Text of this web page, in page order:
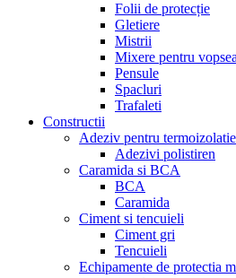
Folii de protecție
Gletiere
Mistrii
Mixere pentru vopsea
Pensule
Spacluri
Trafaleti
Constructii
Adeziv pentru termoizolatie
Adezivi polistiren
Caramida si BCA
BCA
Caramida
Ciment si tencuieli
Ciment gri
Tencuieli
Echipamente de protectia